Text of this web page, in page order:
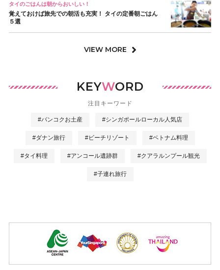
タイのごはんは朝からおいしい！
覚えておけば旅先での朝活も充実！ タイの定番朝ごはん
５選
VIEW MORE
KEYWORD
注目キーワード
#バンコクお土産 #シンガポールローカル人気店
#ダナン旅行 #ビーチリゾート #ベトナム料理
#タイ料理 #アンコール遺跡群 #クアラルンプール観光
#子連れ旅行